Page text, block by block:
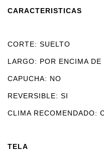
CARACTERISTICAS
CORTE: SUELTO
LARGO: POR ENCIMA DE
CAPUCHA: NO
REVERSIBLE: SI
CLIMA RECOMENDADO:
TELA